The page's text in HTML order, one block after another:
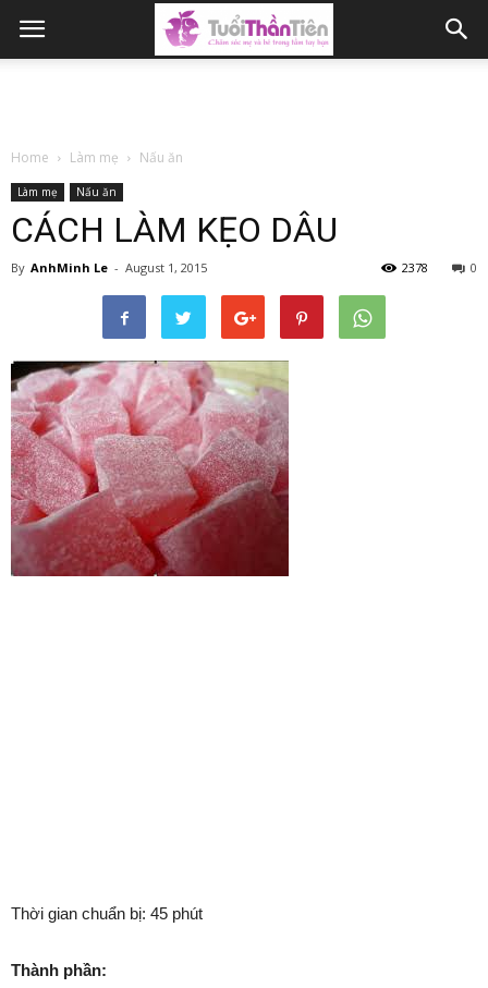
Home Làm mẹ Nấu ăn
Làm mẹ Nấu ăn
CÁCH LÀM KẸO DÂU
By AnhMinh Le - August 1, 2015 0
2378
Thời gian chuẩn bị: 45 phút
Thành phần: